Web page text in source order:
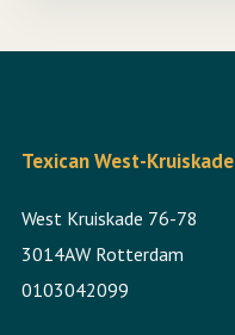
Texican West-Kruiskade
West Kruiskade 76-78
3014AW Rotterdam
0103042099